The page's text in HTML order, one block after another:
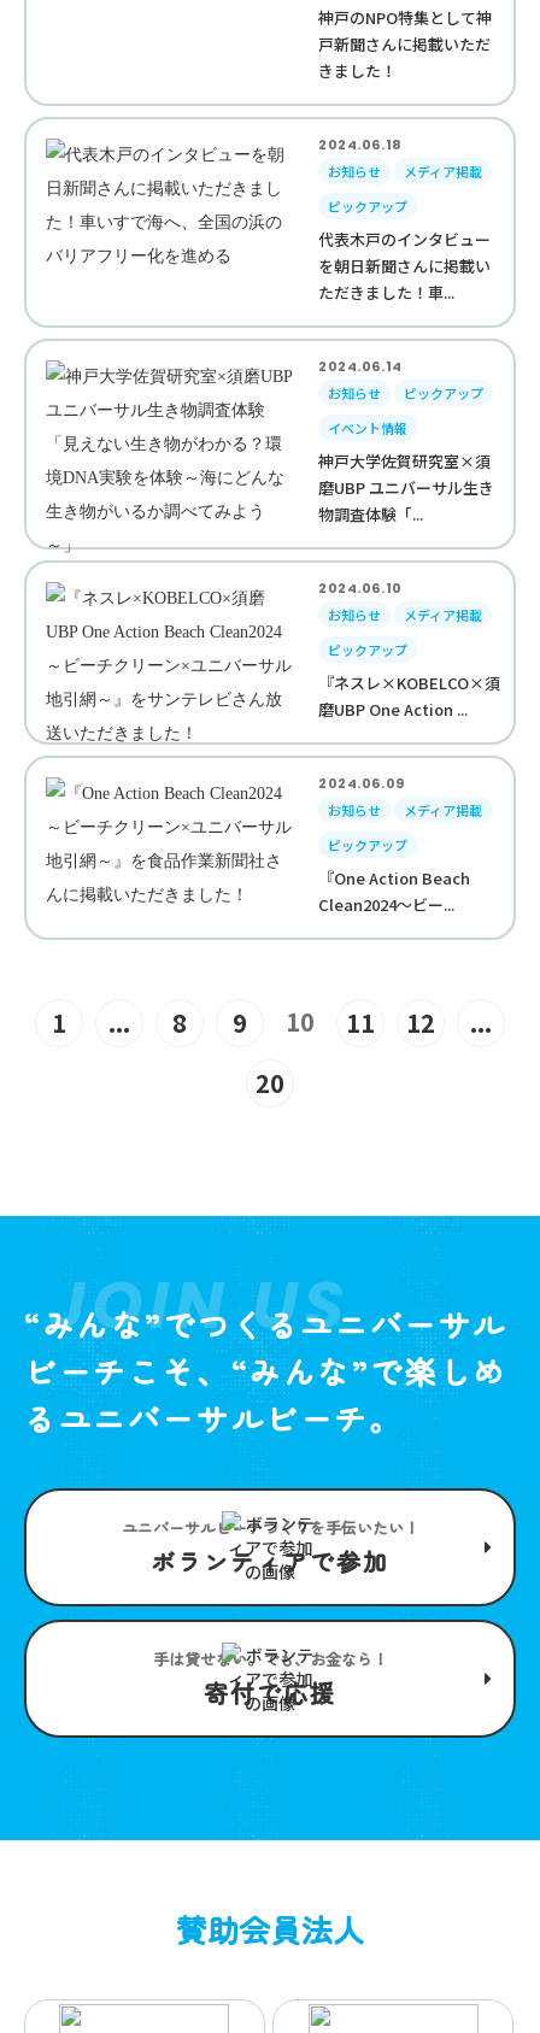
神戸のNPO特集として神
戸新聞さんに掲載いただ
きました！
2024.06.18
お知らせ
メディア掲載
ピックアップ
代表木戸のインタビュー
を朝日新聞さんに掲載い
ただきました！車...
2024.06.14
お知らせ
ピックアップ
イベント情報
神戸大学佐賀研究室×須
磨UBP ユニバーサル生き
物調査体験「...
2024.06.10
お知らせ
メディア掲載
ピックアップ
『ネスレ×KOBELCO×須
磨UBP One Action ...
2024.06.09
お知らせ
メディア掲載
ピックアップ
『One Action Beach
Clean2024～ビー...
1 ... 8 9 10 11 12
...
20
JOIN US
“みんな”でつくるユニバーサル
ビーチこそ、“みんな”で楽しめ
るユニバーサルビーチ。
ユニバーサルビーチつくりを手伝いたい！
ボランティアで参加
手は貸せない。でも、お金なら！
寄付で応援
賛助会員法人